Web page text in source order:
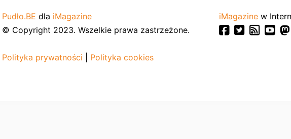
Pudło.BE dla iMagazine
© Copyright 2023. Wszelkie prawa zastrzeżone.
Polityka prywatności Polityka cookies
iMagazine w